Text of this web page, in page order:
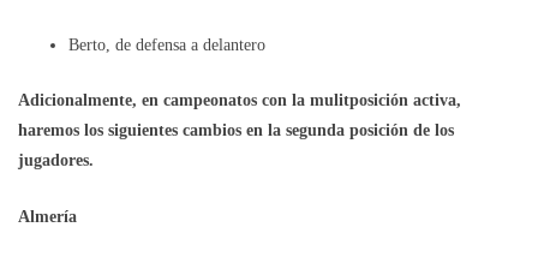
Berto, de defensa a delantero
Adicionalmente, en campeonatos con la mulitposición activa,
haremos los siguientes cambios en la segunda posición de los
jugadores.
Almería